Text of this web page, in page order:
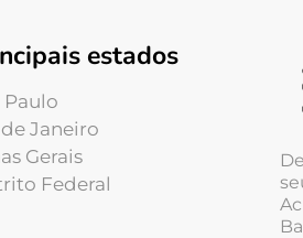
estados
Paulo
Janeiro
Gerais
Federal